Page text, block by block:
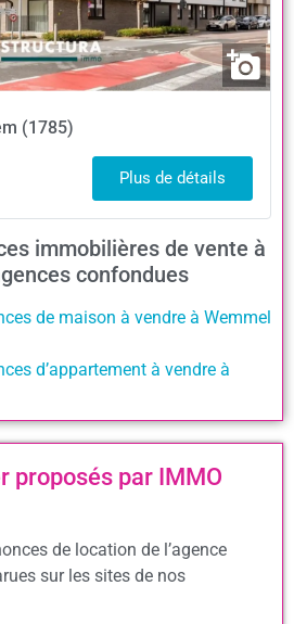
(1785)
Plus de détails
immobilières de vente à
confondues
de maison à vendre à Wemmel
d’appartement à vendre à
proposés par IMMO
de location de l’agence
sur les sites de nos